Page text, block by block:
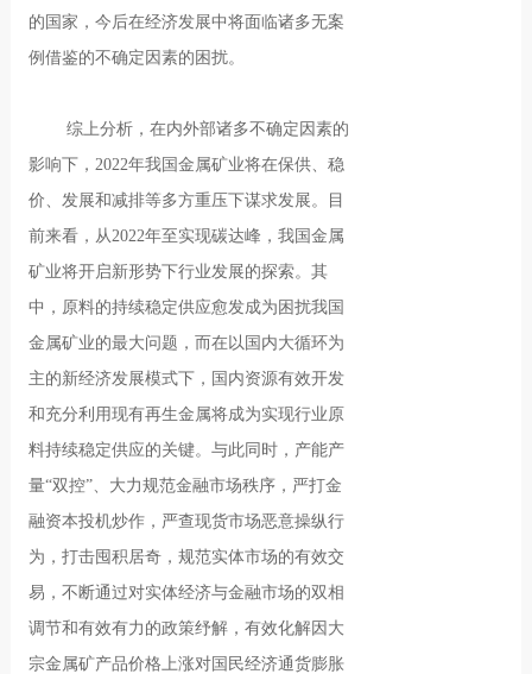
的国家，今后在经济发展中将面临诸多无案
例借鉴的不确定因素的困扰。
综上分析，在内外部诸多不确定因素的
影响下，2022年我国金属矿业将在保供、稳
价、发展和减排等多方重压下谋求发展。目
前来看，从2022年至实现碳达峰，我国金属
矿业将开启新形势下行业发展的探索。其
中，原料的持续稳定供应愈发成为困扰我国
金属矿业的最大问题，而在以国内大循环为
主的新经济发展模式下，国内资源有效开发
和充分利用现有再生金属将成为实现行业原
料持续稳定供应的关键。与此同时，产能产
量“双控”、大力规范金融市场秩序，严打金
融资本投机炒作，严查现货市场恶意操纵行
为，打击囤积居奇，规范实体市场的有效交
易，不断通过对实体经济与金融市场的双相
调节和有效有力的政策纾解，有效化解因大
宗金属矿产品价格上涨对国民经济通货膨胀